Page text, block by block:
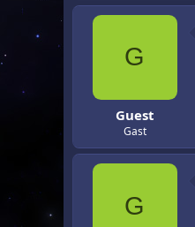
G
Guest
Gast
G